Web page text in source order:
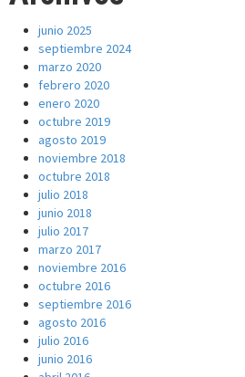
junio 2025
septiembre 2024
marzo 2020
febrero 2020
enero 2020
octubre 2019
agosto 2019
noviembre 2018
octubre 2018
julio 2018
junio 2018
julio 2017
marzo 2017
noviembre 2016
octubre 2016
septiembre 2016
agosto 2016
julio 2016
junio 2016